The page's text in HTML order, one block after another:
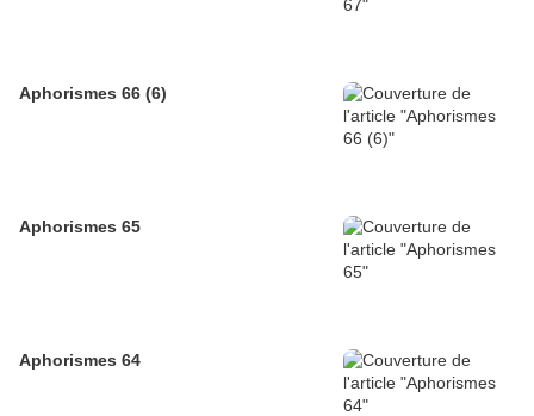
Aphorismes 66 (6)
Aphorismes 65
Aphorismes 64